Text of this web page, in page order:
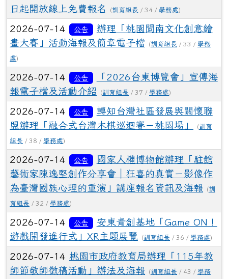
日起開放線上免費報名
(訓育組長 / 34 / 學務處)
2026-07-14 公告
辦理「桃園閩南文化創意繪
畫大賽」活動海報及簡章電子檔
(訓育組長 / 33 / 學務
處)
2026-07-14 公告
「2026台東博覽會」宣傳海
報電子檔及活動介紹
(訓育組長 / 37 / 學務處)
2026-07-14 公告
轉知台灣社區發展與關懷聯
盟辦理「融合式台灣木棋巡迴賽－桃園場」
(訓育
組長 / 38 / 學務處)
2026-07-14 公告
國家人權博物館辦理「駐館
藝術家陳逸堅創作分享會｜狂喜的真實－影像作
為臺灣國族心理的重演」講座報名資訊及海報
(訓
育組長 / 32 / 學務處)
2026-07-14 公告
安東青創基地「Game ON！
遊戲開發進行式」XR主題展覽
(訓育組長 / 36 / 學務處)
2026-07-14 桃園市政府教育局辦理「115年教
師節敬師徵稿活動」辦法及海報
(訓育組長 / 43 / 學務